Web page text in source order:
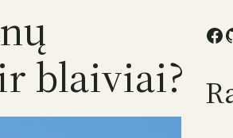
blaiviai?
Facebook